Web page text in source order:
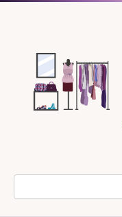
Перейти
Поиск: